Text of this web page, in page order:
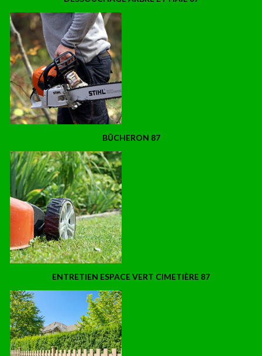
BÛCHERON 87
ENTRETIEN ESPACE VERT CIMETIÈRE 87